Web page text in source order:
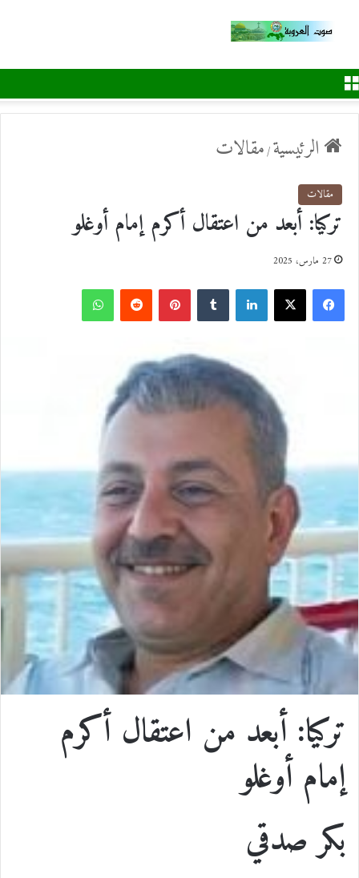
الرئيسية/مقالات
مقالات
تركيا: أبعد من اعتقال أكرم إمام أوغلو
27 مارس، 2025
و
ك
ن
ن
T
u
m
b
l
r
ن
ت
ي
ر
ي
س
ت
e
d
d
i
t
ا
تركيا: أبعد من اعتقال أكرم
إمام أوغلو
بكر صدقي